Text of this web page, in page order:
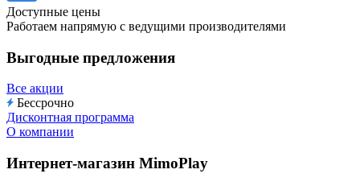
Доступные цены
Работаем напрямую с ведущими производителями
Выгодные предложения
Все акции
Бессрочно
Дисконтная программа
О компании
Интернет-магазин MimoPlay